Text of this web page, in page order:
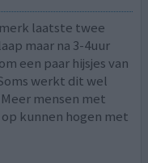
laatste twee
maar na 3-4uur
een paar hijsjes van
werkt dit wel
mensen met
kunnen hogen met